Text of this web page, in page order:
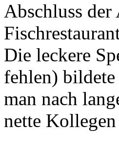
Abschluss
Die leckere
fehlen)
man nach
nette